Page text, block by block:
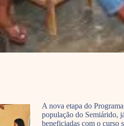
A nova etapa do
população do Semiárido,
beneficiadas com o curso